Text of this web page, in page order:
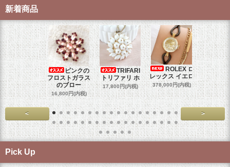
新着商品
ピンクの
フロストガラス
のブロー
16,800円(内税)
TRIFARI
トリファリ ホ
17,800円(内税)
ROLEX ロ
レックス イエロ
378,000円(内税)
ジュリア
29,000円(
< >
Pick Up